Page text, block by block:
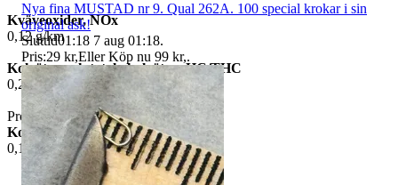
Kväveoxider, NOx
0,12 g/km
Kolväten och totala kolväten, HC/THC
0,24 g/km
Provningsförfarande: ETC eller Typ II
Kolmonoxid, CO
0,11 g/km
Nya fina MUSTAD nr 9. Qual 262A. 100 special krokar i sin
original ask!
Sluttid01:18 7 aug 01:18.
Pris:29 kr,Eller Köp nu 99 kr,.